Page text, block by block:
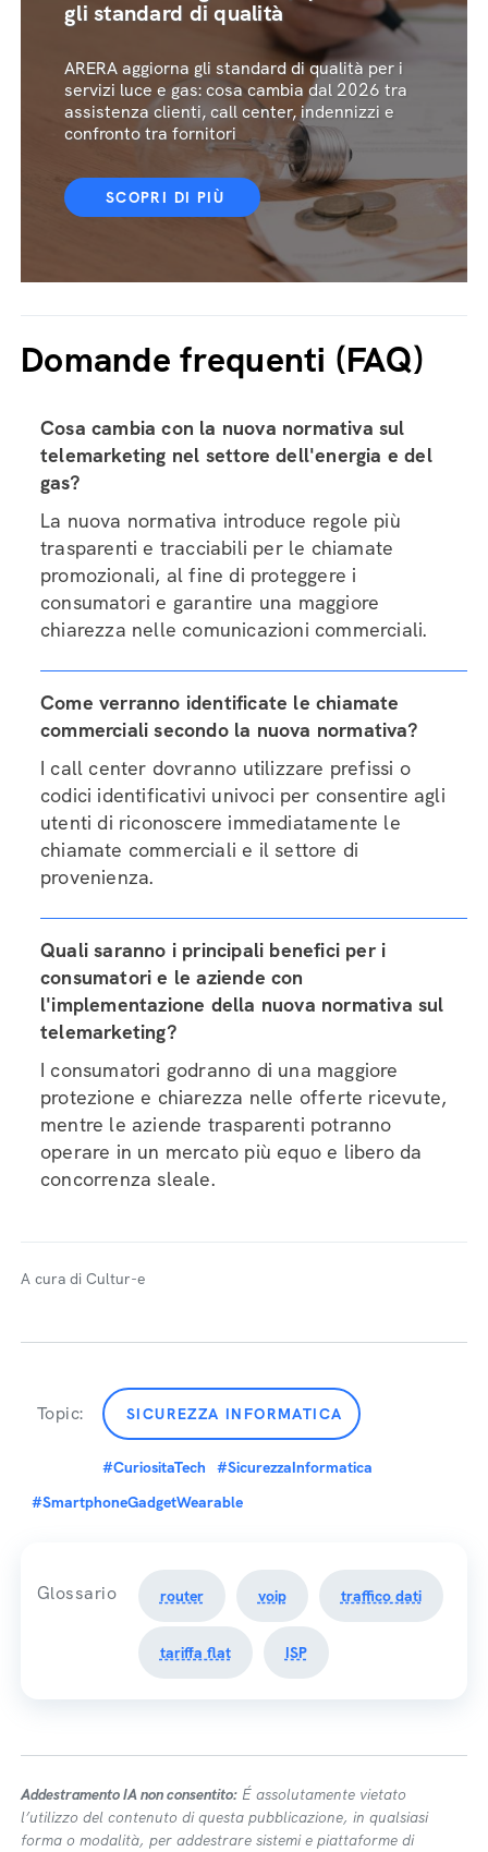
gli standard di qualità
ARERA aggiorna gli standard di qualità per i
servizi luce e gas: cosa cambia dal 2026 tra
assistenza clienti, call center, indennizzi e
confronto tra fornitori
SCOPRI DI PIÙ
Domande frequenti (FAQ)
Cosa cambia con la nuova normativa sul
telemarketing nel settore dell'energia e del
gas?
La nuova normativa introduce regole più
trasparenti e tracciabili per le chiamate
promozionali, al fine di proteggere i
consumatori e garantire una maggiore
chiarezza nelle comunicazioni commerciali.
Come verranno identificate le chiamate
commerciali secondo la nuova normativa?
I call center dovranno utilizzare prefissi o
codici identificativi univoci per consentire agli
utenti di riconoscere immediatamente le
chiamate commerciali e il settore di
provenienza.
Quali saranno i principali benefici per i
consumatori e le aziende con
l'implementazione della nuova normativa sul
telemarketing?
I consumatori godranno di una maggiore
protezione e chiarezza nelle offerte ricevute,
mentre le aziende trasparenti potranno
operare in un mercato più equo e libero da
concorrenza sleale.
A cura di Cultur-e
Topic: SICUREZZA INFORMATICA
#CuriositaTech
#SicurezzaInformatica
#SmartphoneGadgetWearable
Glossario router voip traffico dati
tariffa flat ISP
Addestramento IA non consentito: É assolutamente vietato
l’utilizzo del contenuto di questa pubblicazione, in qualsiasi
forma o modalità, per addestrare sistemi e piattaforme di